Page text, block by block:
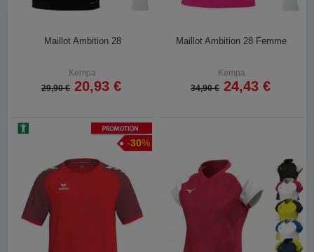
Maillot Ambition 28
Kempa
29,90 € 20,93 €
Maillot Ambition 28 Femme
Kempa
34,90 € 24,43 €
Promotion
-30%